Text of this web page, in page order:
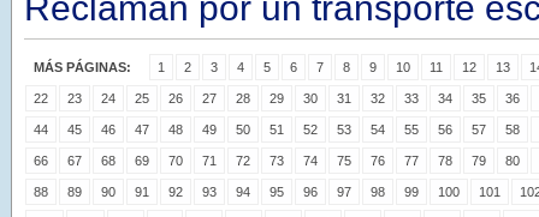
MÁS PÁGINAS: 1 2 3 4 5 6 7 8 9 10 11 12 13
22 23 24 25 26 27 28 29 30 31 32 33 34 35 36
44 45 46 47 48 49 50 51 52 53 54 55 56 57 58
66 67 68 69 70 71 72 73 74 75 76 77 78 79 80
88 89 90 91 92 93 94 95 96 97 98 99 100 101